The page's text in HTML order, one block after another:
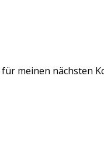
meinen nächsten